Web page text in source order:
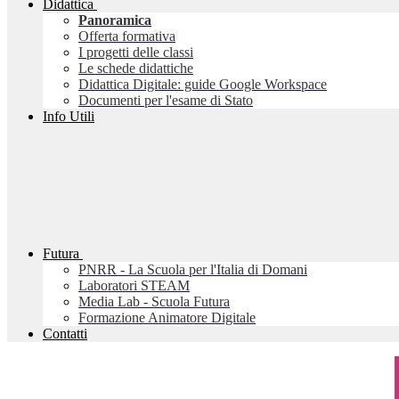
Didattica
Panoramica
Offerta formativa
I progetti delle classi
Le schede didattiche
Didattica Digitale: guide Google Workspace
Documenti per l'esame di Stato
Info Utili
Futura
PNRR - La Scuola per l'Italia di Domani
Laboratori STEAM
Media Lab - Scuola Futura
Formazione Animatore Digitale
Contatti